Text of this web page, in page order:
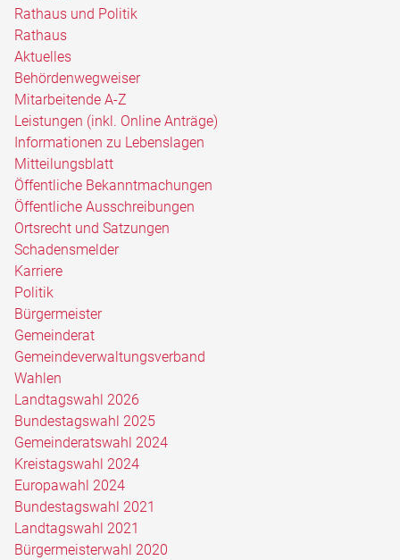
Rathaus und Politik
Rathaus
Aktuelles
Behördenwegweiser
Mitarbeitende A-Z
Leistungen (inkl. Online Anträge)
Informationen zu Lebenslagen
Mitteilungsblatt
Öffentliche Bekanntmachungen
Öffentliche Ausschreibungen
Ortsrecht und Satzungen
Schadensmelder
Karriere
Politik
Bürgermeister
Gemeinderat
Gemeindeverwaltungsverband
Wahlen
Landtagswahl 2026
Bundestagswahl 2025
Gemeinderatswahl 2024
Kreistagswahl 2024
Europawahl 2024
Bundestagswahl 2021
Landtagswahl 2021
Bürgermeisterwahl 2020